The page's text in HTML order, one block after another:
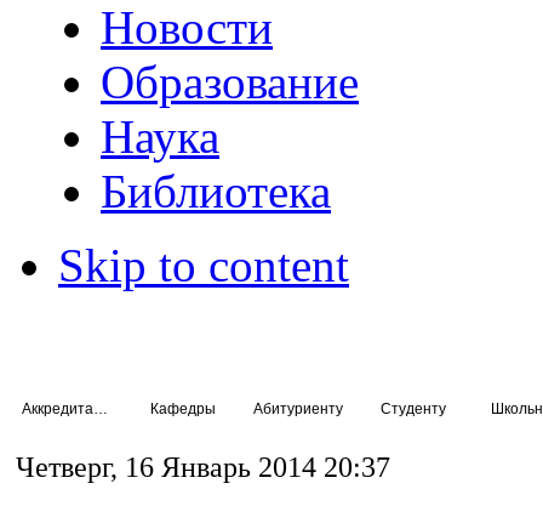
Новости
Образование
Наука
Библиотека
Skip to content
Кафедры Абитуриенту Студенту
Четверг, 16 Январь 2014 20:37